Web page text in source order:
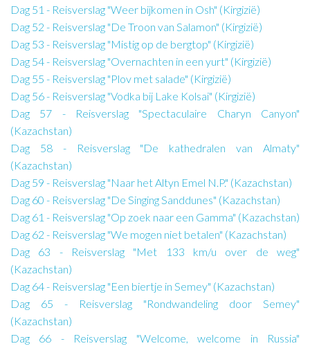
Dag 51 - Reisverslag "Weer bijkomen in Osh" (Kirgizië)
Dag 52 - Reisverslag "De Troon van Salamon" (Kirgizië)
Dag 53 - Reisverslag "Mistig op de bergtop" (Kirgizië)
Dag 54 - Reisverslag "Overnachten in een yurt" (Kirgizië)
Dag 55 - Reisverslag "Plov met salade" (Kirgizië)
Dag 56 - Reisverslag "Vodka bij Lake Kolsai" (Kirgizië)
Dag 57 - Reisverslag "Spectaculaire Charyn Canyon"
(Kazachstan)
Dag 58 - Reisverslag "De kathedralen van Almaty"
(Kazachstan)
Dag 59 - Reisverslag "Naar het Altyn Emel N.P." (Kazachstan)
Dag 60 - Reisverslag "De Singing Sanddunes" (Kazachstan)
Dag 61 - Reisverslag "Op zoek naar een Gamma" (Kazachstan)
Dag 62 - Reisverslag "We mogen niet betalen" (Kazachstan)
Dag 63 - Reisverslag "Met 133 km/u over de weg"
(Kazachstan)
Dag 64 - Reisverslag "Een biertje in Semey" (Kazachstan)
Dag 65 - Reisverslag "Rondwandeling door Semey"
(Kazachstan)
Dag 66 - Reisverslag "Welcome, welcome in Russia"